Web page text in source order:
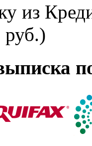
из
руб.)